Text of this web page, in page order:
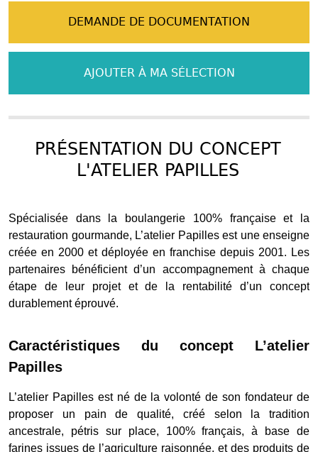
DEMANDE DE DOCUMENTATION
AJOUTER À MA SÉLECTION
PRÉSENTATION DU CONCEPT
L'ATELIER PAPILLES
Spécialisée dans la boulangerie 100% française et la
restauration gourmande, L’atelier Papilles est une enseigne
créée en 2000 et déployée en franchise depuis 2001. Les
partenaires bénéficient d’un accompagnement à chaque
étape de leur projet et de la rentabilité d’un concept
durablement éprouvé.
Caractéristiques du concept L’atelier
Papilles
L’atelier Papilles est né de la volonté de son fondateur de
proposer un pain de qualité, créé selon la tradition
ancestrale, pétris sur place, 100% français, à base de
farines issues de l’agriculture raisonnée, et des produits de